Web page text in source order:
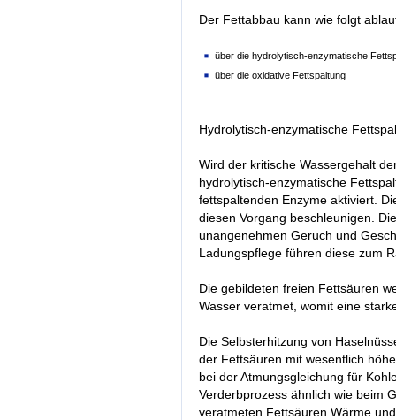
Der Fettabbau kann wie folgt
über die hydrolytisch-enzymatische
über die oxidative Fettspaltung
Hydrolytisch-enzymatische
Wird der kritische Wassergehalt
hydrolytisch-enzymatische
fettspaltenden Enzyme aktiviert.
diesen Vorgang beschleunigen.
unangenehmen Geruch und
Ladungspflege führen diese zum
Die gebildeten freien Fettsäuren
Wasser veratmet, womit eine
Die Selbsterhitzung von
der Fettsäuren mit wesentlich
bei der Atmungsgleichung für
Verderbprozess ähnlich wie beim
veratmeten Fettsäuren Wärme